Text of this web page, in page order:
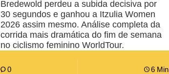
Bredewold perdeu a subida decisiva por
30 segundos e ganhou a Itzulia Women
2026 assim mesmo. Análise completa da
corrida mais dramática do fim de semana
no ciclismo feminino WorldTour.
0 6 Min